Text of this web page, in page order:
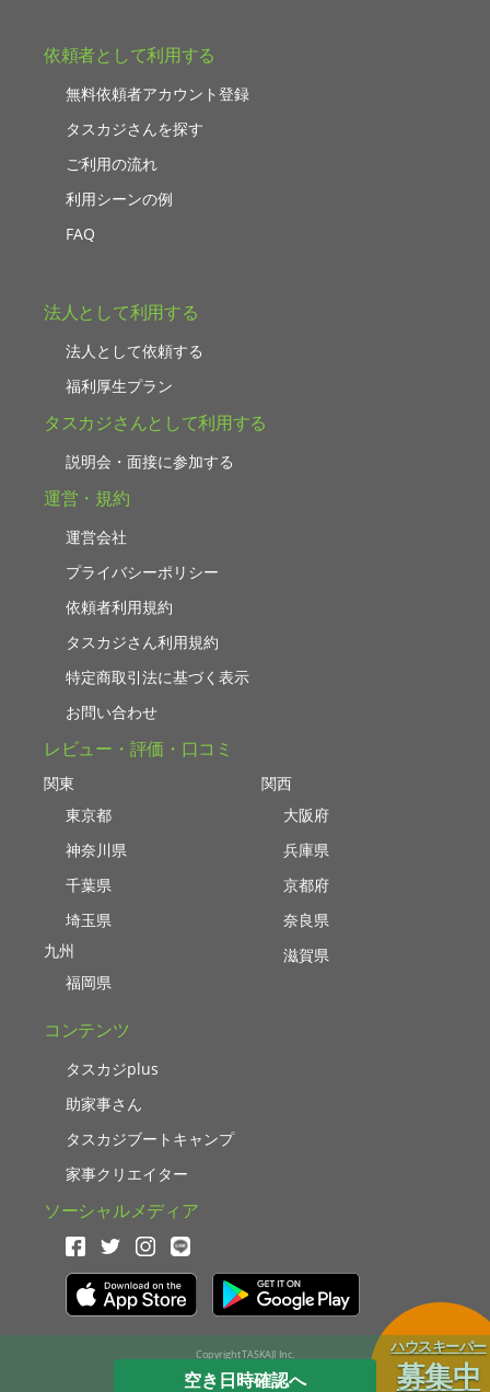
提案下さるので非常に助かりました。
空き日時確認へ
ハウスキーパー
募集中
依頼者として利用する
無料依頼者アカウント登録
タスカジさんを探す
ご利用の流れ
利用シーンの例
FAQ
法人として利用する
法人として依頼する
福利厚生プラン
タスカジさんとして利用する
説明会・面接に参加する
運営・規約
運営会社
プライバシーポリシー
依頼者利用規約
タスカジさん利用規約
特定商取引法に基づく表示
お問い合わせ
レビュー・評価・口コミ
関東
東京都
神奈川県
千葉県
埼玉県
九州
福岡県
関西
大阪府
兵庫県
京都府
奈良県
滋賀県
コンテンツ
タスカジplus
助家事さん
タスカジブートキャンプ
家事クリエイター
ソーシャルメディア
Copyright TASKAJI Inc.